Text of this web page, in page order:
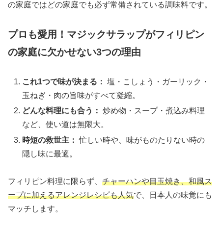
の家庭ではどの家庭でも必ず常備されている調味料です。
プロも愛用！マジックサラップがフィリピン
の家庭に欠かせない3つの理由
これ1つで味が決まる： 塩・こしょう・ガーリック・
玉ねぎ・肉の旨味がすべて凝縮。
どんな料理にも合う： 炒め物・スープ・煮込み料理
など、使い道は無限大。
時短の救世主： 忙しい時や、味がものたりない時の
隠し味に最適。
フィリピン料理に限らず、 チャーハンや目玉焼き、和風ス
ープに加えるアレンジレシピも人気で、日本人の味覚にも
マッチします。